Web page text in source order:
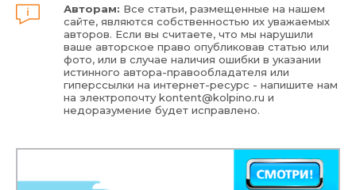
Авторам: Все статьи, размещенные на нашем
сайте, являются собственностью их уважаемых
авторов. Если вы считаете, что мы нарушили
ваше авторское право опубликовав статью или
фото, или в случае наличия ошибки в указании
истинного автора-правообладателя или
гиперссылки на интернет-ресурс - напишите нам
на электропочтуkontent@kolpino.ru и
недоразумение будет исправлено.